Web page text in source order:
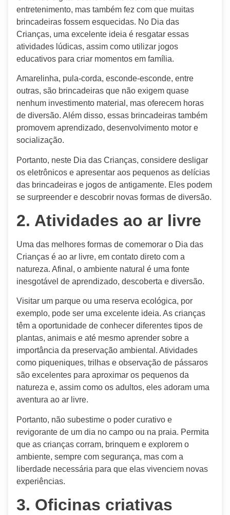
entretenimento, mas também fez com que muitas
brincadeiras fossem esquecidas. No Dia das
Crianças, uma excelente ideia é resgatar essas
atividades lúdicas, assim como utilizar jogos
educativos para criar momentos em família.
Amarelinha, pula-corda, esconde-esconde, entre
outras, são brincadeiras que não exigem quase
nenhum investimento material, mas oferecem horas
de diversão. Além disso, essas brincadeiras também
promovem aprendizado, desenvolvimento motor e
socialização.
Portanto, neste Dia das Crianças, considere desligar
os eletrônicos e apresentar aos pequenos as delícias
das brincadeiras e jogos de antigamente. Eles podem
se surpreender e descobrir novas formas de diversão.
2. Atividades ao ar livre
Uma das melhores formas de comemorar o Dia das
Crianças é ao ar livre, em contato direto com a
natureza. Afinal, o ambiente natural é uma fonte
inesgotável de aprendizado, descoberta e diversão.
Visitar um parque ou uma reserva ecológica, por
exemplo, pode ser uma excelente ideia. As crianças
têm a oportunidade de conhecer diferentes tipos de
plantas, animais e até mesmo aprender sobre a
importância da preservação ambiental. Atividades
como piqueniques, trilhas e observação de pássaros
são excelentes para aproximar os pequenos da
natureza e, assim como os adultos, eles adoram uma
aventura ao ar livre.
Portanto, não subestime o poder curativo e
revigorante de um dia no campo ou na praia. Permita
que as crianças corram, brinquem e explorem o
ambiente, sempre com segurança, mas com a
liberdade necessária para que elas vivenciem novas
experiências.
3. Oficinas criativas